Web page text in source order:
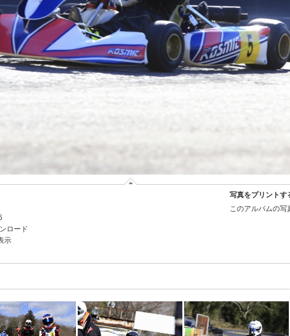
ロード
示
写真をプリントす
このアルバムの写